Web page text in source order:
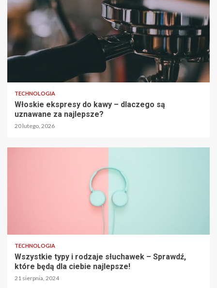
TECHNOLOGIA
Włoskie ekspresy do kawy – dlaczego są
uznawane za najlepsze?
20 lutego, 2026
TECHNOLOGIA
Wszystkie typy i rodzaje słuchawek – Sprawdź,
które będą dla ciebie najlepsze!
21 sierpnia, 2024